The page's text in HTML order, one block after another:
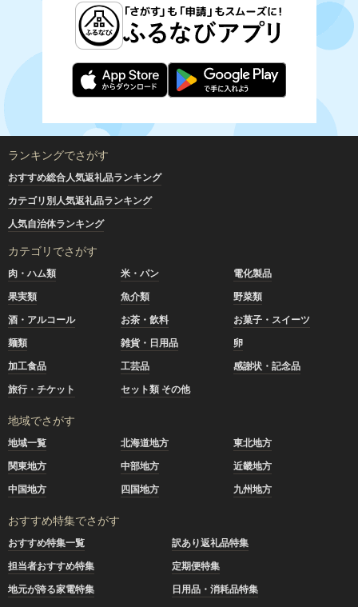
ランキングでさがす
おすすめ総合人気返礼品ランキング
カテゴリ別人気返礼品ランキング
人気自治体ランキング
カテゴリでさがす
肉・ハム類 米・パン
電化製品
果実類
魚介類
野菜類
酒・アルコール
お茶・飲料
お菓子・スイーツ
麺類
雑貨・日用品
卵
加工食品
工芸品
感謝状・記念品
旅行・チケット
セット類 その他
地域でさがす
地域一覧 北海道地方
東北地方
関東地方
中部地方
近畿地方
中国地方
四国地方 九州地方
おすすめ特集でさがす
おすすめ特集一覧
訳あり返礼品特集
担当者おすすめ特集
定期便特集
地元が誇る家電特集
日用品・消耗品特集